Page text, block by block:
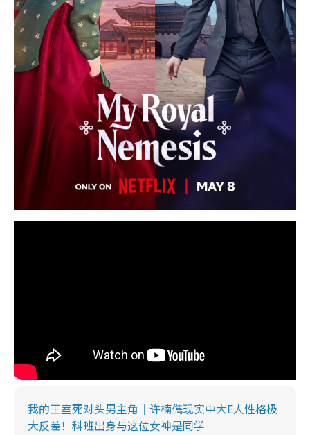
我的王室死对头男主角｜许楠儁现实中大E人性格极
大反差！科班出身与这位女神是同学